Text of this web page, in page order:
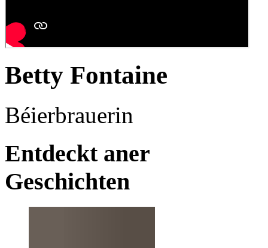
Betty Fontaine
Béierbrauerin
Entdeckt aner
Geschichten